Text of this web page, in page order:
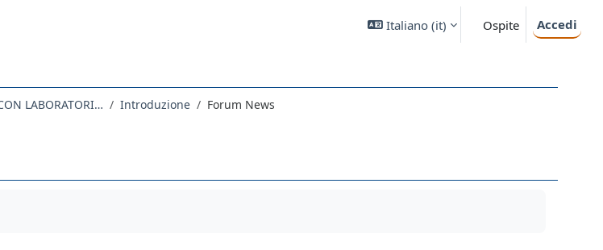
Italiano ‎(it)‎ Ospite Accedi
041SM - MINERALOGIA E PETROGRAFIA CON LABORATORIO 2020 Introduzione Forum News